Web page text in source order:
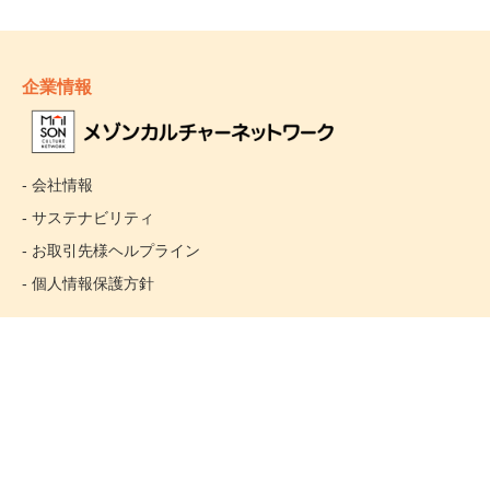
企業情報
- 会社情報
- サステナビリティ
- お取引先様ヘルプライン
- 個人情報保護方針